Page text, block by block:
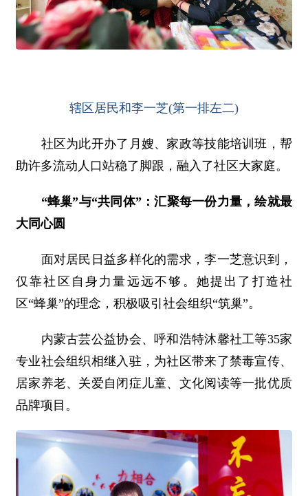
辖区居民和李一芝(第一排左二)
社区为此开办了月嫂、家政等技能培训班，帮
助许多流动人口站稳了脚跟，融入了社区大家庭。
“蜂巢”与“共同体”：汇聚每一份力量，绘就最
大同心圆
面对居民日益多样化的需求，李一芝意识到，
仅靠社区自身力量远远不够。她提出了打造社
区“蜂巢”的理念，积极吸引社会组织“筑巢”。
内蒙古芸公益协会、呼和浩特沐馨社工等35家
专业社会组织相继入驻，为社区带来了禁毒宣传、
居家养老、关爱自闭症儿童、文化阅读等一批优质
品牌项目。